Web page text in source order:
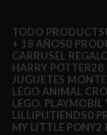
TODO PRODUCTS
+ 18 AÑOS0
CARRUSEL
HARRY POTTER28
JUGUETES
LEGO ANIMAL
LEGO,
LILLIPUTIENDS0
MY LITTLE PONY2